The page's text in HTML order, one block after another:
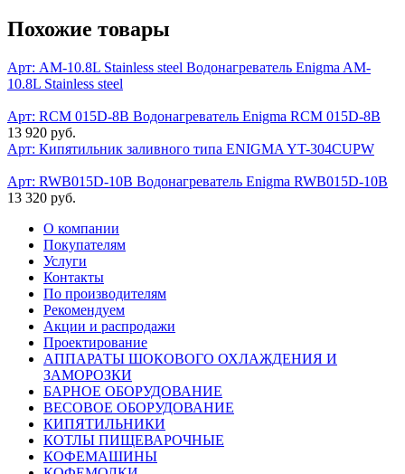
Похожие товары
Арт: AM-10.8L Stainless steel Водонагреватель Enigma AM-
10.8L Stainless steel
Арт: RCM 015D-8B Водонагреватель Enigma RCM 015D-8B
13 920 руб.
Арт: Кипятильник заливного типа ENIGMA YT-304CUPW
Арт: RWB015D-10B Водонагреватель Enigma RWB015D-10B
13 320 руб.
О компании
Покупателям
Услуги
Контакты
По производителям
Рекомендуем
Акции и распродажи
Проектирование
АППАРАТЫ ШОКОВОГО ОХЛАЖДЕНИЯ И
ЗАМОРОЗКИ
БАРНОЕ ОБОРУДОВАНИЕ
ВЕСОВОЕ ОБОРУДОВАНИЕ
КИПЯТИЛЬНИКИ
КОТЛЫ ПИЩЕВАРОЧНЫЕ
КОФЕМАШИНЫ